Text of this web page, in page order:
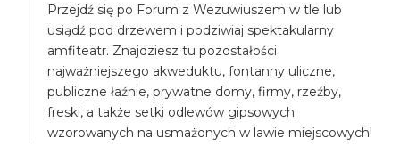
Przejdź się po Forum z Wezuwiuszem w tle lub
usiądź pod drzewem i podziwiaj spektakularny
amfiteatr. Znajdziesz tu pozostałości
najważniejszego akweduktu, fontanny uliczne,
publiczne łaźnie, prywatne domy, firmy, rzeźby,
freski, a także setki odlewów gipsowych
wzorowanych na usmażonych w lawie miejscowych!